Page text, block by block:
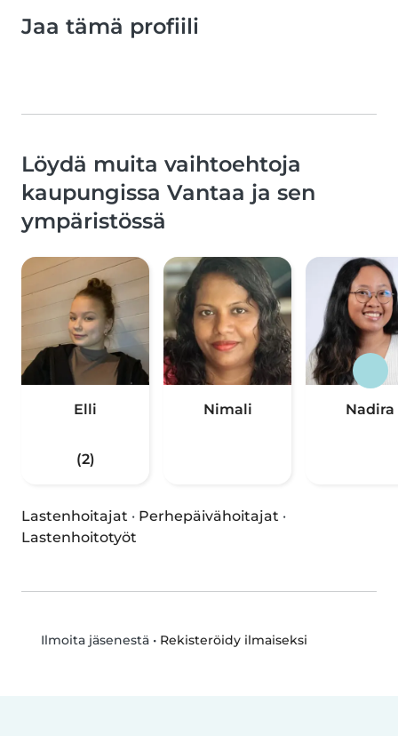
Jaa tämä profiili
Löydä muita vaihtoehtoja
kaupungissa Vantaa ja sen
ympäristössä
Elli
(2)
Nimali Nadira
Lastenhoitajat · Perhepäivähoitajat ·
Lastenhoitotyöt
Ilmoita jäsenestä• Rekisteröidy ilmaiseksi